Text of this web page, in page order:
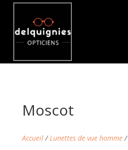
Moscot
Accueil/Lunettes de vue homme/